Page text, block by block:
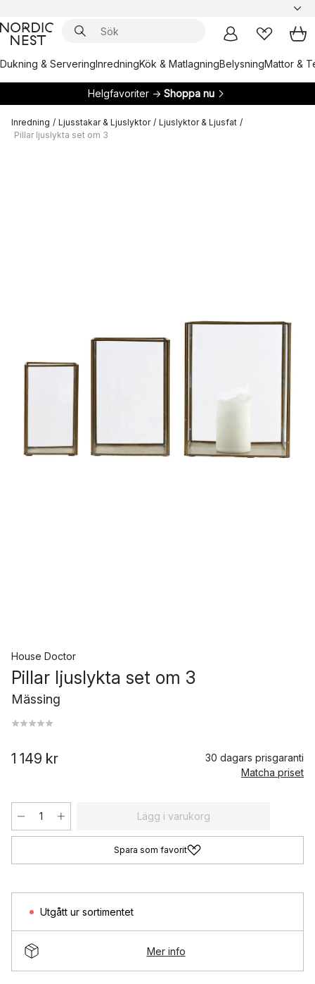
Dukning & ServeringInredningKök & MatlagningBelysningMattor &
Helgfavoriter → Shoppa nu
Inredning / Ljusstakar & Ljuslyktor / Ljuslyktor & Ljusfat /
Pillar ljuslykta set om 3
House Doctor
Pillar ljuslykta set om 3
Mässing
1 149 kr
30 dagars prisgaranti
Matcha priset
Lägg i varukorg
Spara som favorit
Utgått ur sortimentet
Mer info